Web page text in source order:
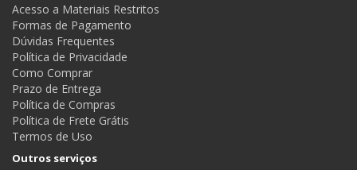
Acesso a Materiais Restritos
Formas de Pagamento
Dúvidas Frequentes
Política de Privacidade
Como Comprar
Prazo de Entrega
Política de Compras
Política de Frete Grátis
Termos de Uso
Outros serviços